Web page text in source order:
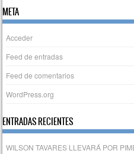
META
Acceder
Feed de entradas
Feed de comentarios
WordPress.org
ENTRADAS RECIENTES
WILSON TAVARES LLEVARÁ POR